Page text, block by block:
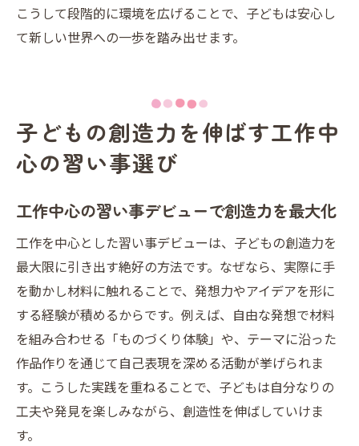
ビュー
習い事デビューなら工作体験で個性を育むチャ
習い事デビューで子どもの興味を引き出す
工夫
ソード
習い事デビュー時に大切な個性の尊重ポイ
ント
クリエイティブな習い事デビューで自信を
育てる
個性を活かす習い事デビューの実践アドバ
イス
創造力アップに役立つ小学生向け習い事デビュ
こうして段階的に環境を広げることで、子どもは安心し
て新しい世界への一歩を踏み出せます。
子どもの創造力を伸ばす工作中
心の習い事選び
工作中心の習い事デビューで創造力を最大化
工作を中心とした習い事デビューは、子どもの創造力を
最大限に引き出す絶好の方法です。なぜなら、実際に手
を動かし材料に触れることで、発想力やアイデアを形に
する経験が積めるからです。例えば、自由な発想で材料
を組み合わせる「ものづくり体験」や、テーマに沿った
作品作りを通じて自己表現を深める活動が挙げられま
す。こうした実践を重ねることで、子どもは自分なりの
工夫や発見を楽しみながら、創造性を伸ばしていけま
す。